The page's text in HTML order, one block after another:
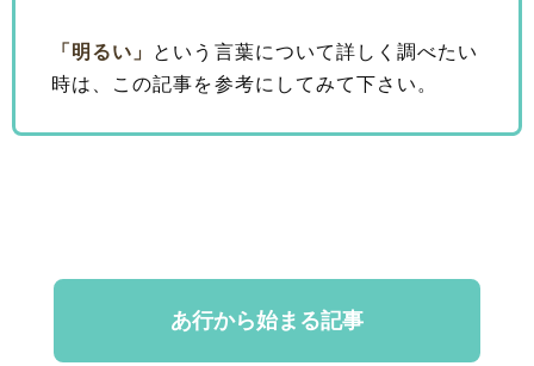
「明るい」 という言葉について詳しく調べたい
時は、この記事を参考にしてみて下さい。
あ行から始まる記事